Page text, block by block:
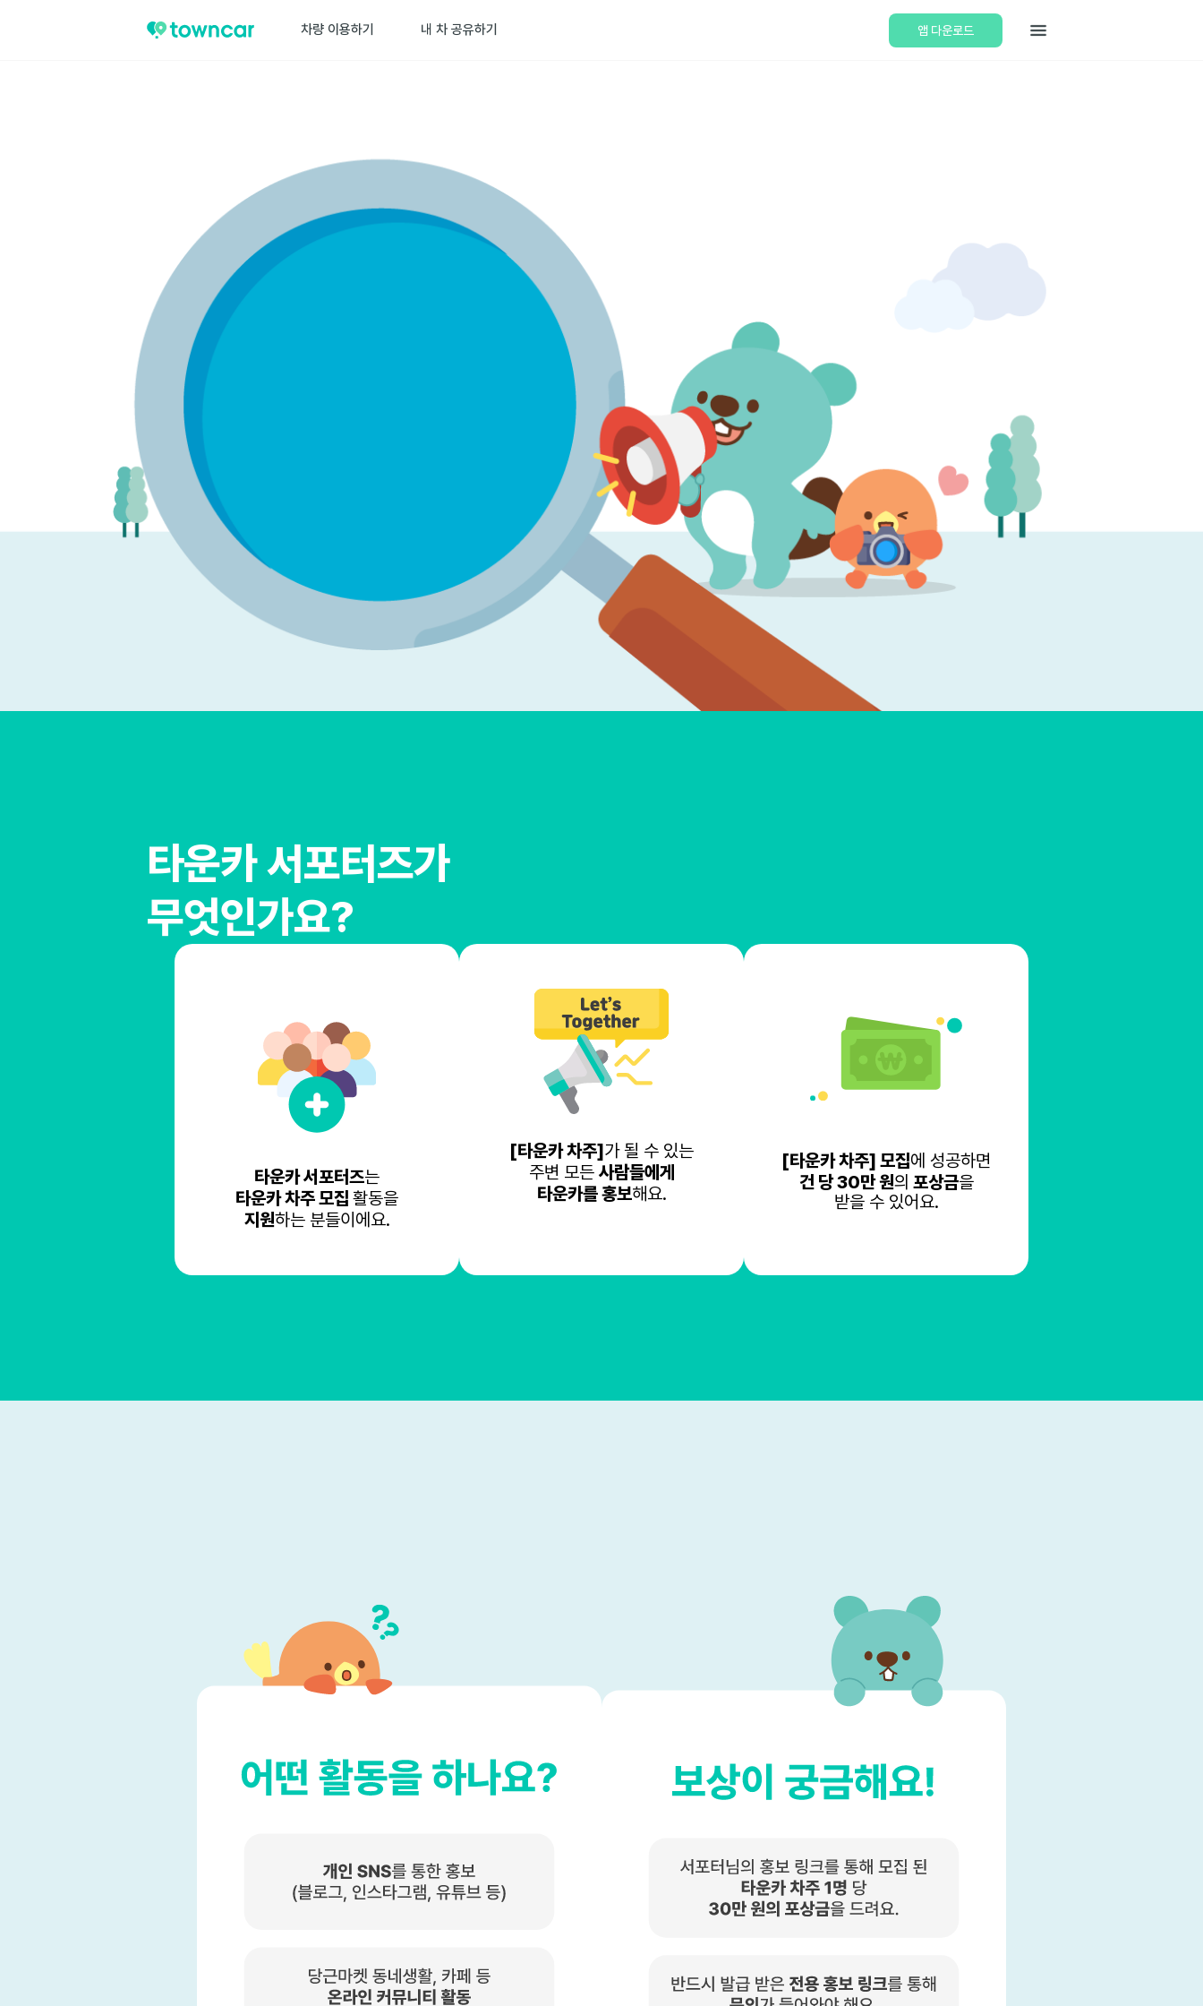
차량 이용하기 내 차 공유하기 앱 다운로드
타운카 서포터즈가
무엇인가요?
타운카 서포터즈는
타운카 차주 모집 활동을
지원하는 분들이에요.
[타운카 차주]가 될 수 있는
주변 모든 사람들에게
타운카를 홍보해요.
[타운카 차주] 모집에 성공하면
건 당 30만 원의 포상금을
받을 수 있어요.